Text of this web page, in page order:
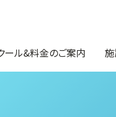
ール&料金のご案内